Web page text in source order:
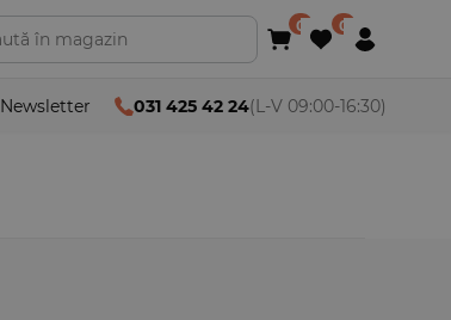
Newsletter 031 425 42 24(L-V 09:00-16:30)